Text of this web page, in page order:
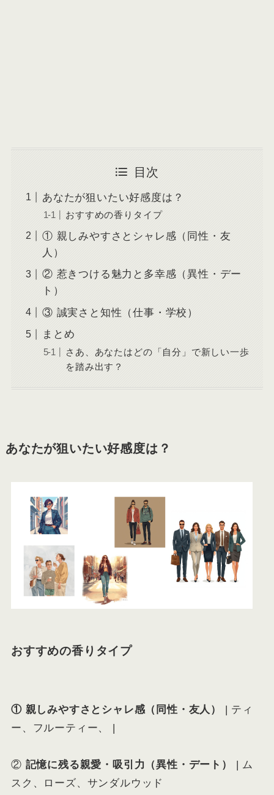
目次
あなたが狙いたい好感度は？
おすすめの香りタイプ
① 親しみやすさとシャレ感（同性・友
人）
② 惹きつける魅力と多幸感（異性・デー
ト）
③ 誠実さと知性（仕事・学校）
まとめ
さあ、あなたはどの「自分」で新しい一歩
を踏み出す？
あなたが狙いたい好感度は？
おすすめの香りタイプ
① 親しみやすさとシャレ感（同性・友人）
| ティ
ー、フルーティー、 |
② 記憶に残る親愛・吸引力（異性・デート）
| ム
スク、ローズ、サンダルウッド